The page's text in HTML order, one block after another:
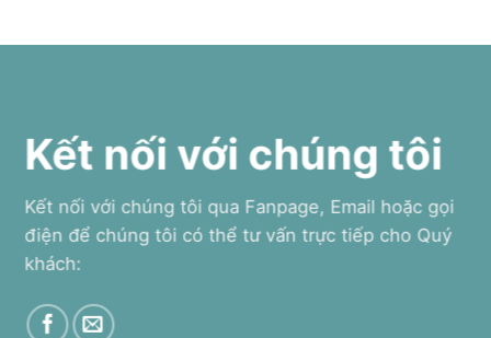
Kết nối với chúng tôi
Kết nối với chúng tôi qua Fanpage, Email hoặc gọi
điện để chúng tôi có thể tư vấn trực tiếp cho Quý
khách: